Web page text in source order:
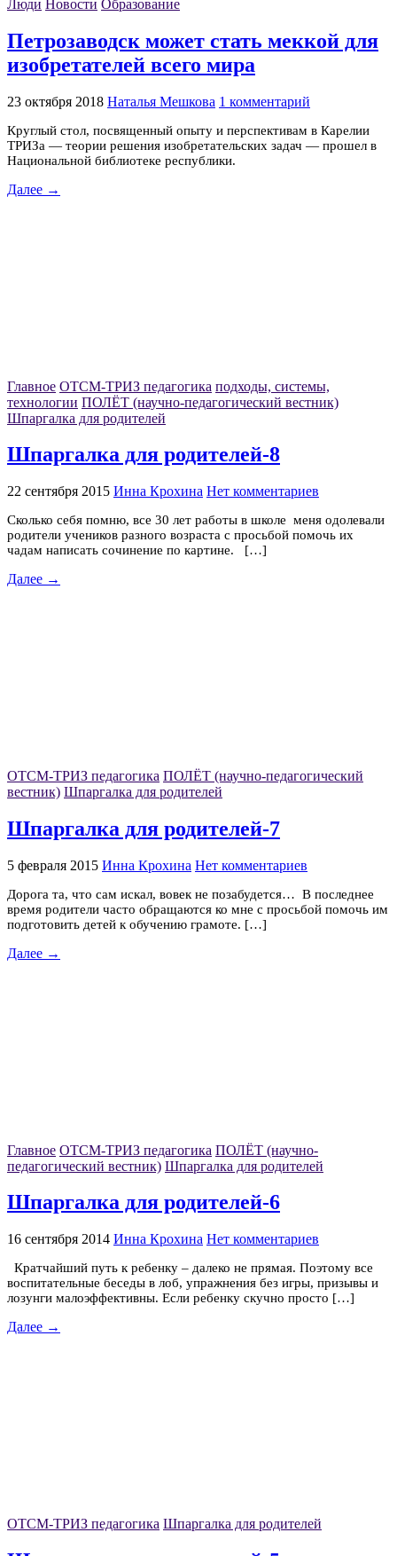
Люди Новости Образование
Петрозаводск может стать меккой для
изобретателей всего мира
23 октября 2018 Наталья Мешкова 1 комментарий
Круглый стол, посвященный опыту и перспективам в Карелии
ТРИЗа — теории решения изобретательских задач — прошел в
Национальной библиотеке республики.
Далее →
Главное ОТСМ-ТРИЗ педагогика подходы, системы,
технологии ПОЛЁТ (научно-педагогический вестник)
Шпаргалка для родителей
Шпаргалка для родителей-8
22 сентября 2015 Инна Крохина Нет комментариев
Сколько себя помню, все 30 лет работы в школе меня одолевали
родители учеников разного возраста с просьбой помочь их
чадам написать сочинение по картине. […]
Далее →
ОТСМ-ТРИЗ педагогика ПОЛЁТ (научно-педагогический
вестник) Шпаргалка для родителей
Шпаргалка для родителей-7
5 февраля 2015 Инна Крохина Нет комментариев
Дорога та, что сам искал, вовек не позабудется… В последнее
время родители часто обращаются ко мне с просьбой помочь им
подготовить детей к обучению грамоте. […]
Далее →
Главное ОТСМ-ТРИЗ педагогика ПОЛЁТ (научно-
педагогический вестник) Шпаргалка для родителей
Шпаргалка для родителей-6
16 сентября 2014 Инна Крохина Нет комментариев
Кратчайший путь к ребенку – далеко не прямая. Поэтому все
воспитательные беседы в лоб, упражнения без игры, призывы и
лозунги малоэффективны. Если ребенку скучно просто […]
Далее →
ОТСМ-ТРИЗ педагогика Шпаргалка для родителей